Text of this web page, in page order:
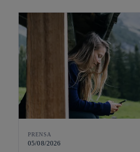
PRENSA
05/08/2026